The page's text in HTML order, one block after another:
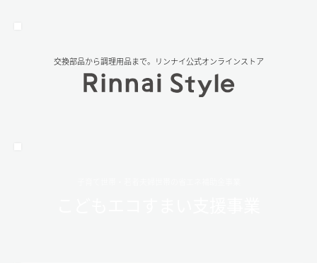
交換部品から調理⽤品まで。リンナイ公式オンラインストア